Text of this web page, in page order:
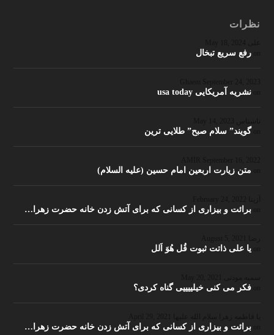
نظرات
رفع سریع تبخال
نشریه آمریکایی usa today
گویند” سلام صبح” طلایی ترین
متن زیارت اربعین امام حسین (علیه السلام)
برائت و بیزاری از کسانی که برای آتش زدن خانه حضرت زهرا…
یا علی ذاتت ثبوت قُل هُوَ اَلل
فکر می کنی خیلییییی گناه کردی؟
برائت و بیزاری از کسانی که برای آتش زدن خانه حضرت زهرا…